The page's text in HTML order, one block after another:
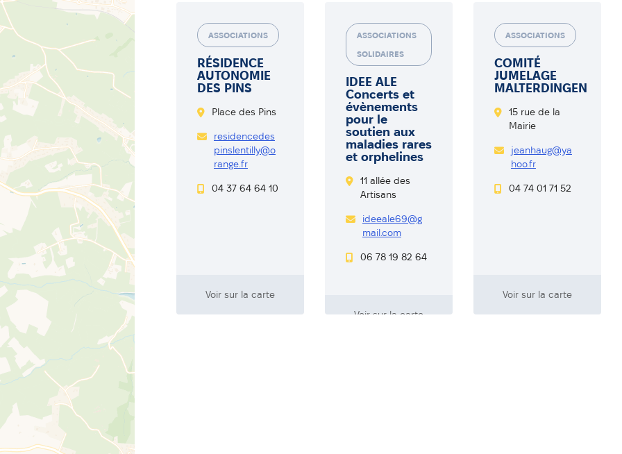
ASSOCIATIONS
RÉSIDENCE
AUTONOMIE
DES PINS
Place des Pins
residencedes
pinslentilly@o
range.fr
04 37 64 64 10
Voir sur la carte
ASSOCIATIONS
SOLIDAIRES
IDEE ALE
Concerts et
évènements
pour le
soutien aux
maladies rares
et orphelines
11 allée des
Artisans
ideeale69@g
mail.com
06 78 19 82 64
Voir sur la carte
ASSOCIATIONS
COMITÉ
JUMELAGE
MALTERDINGEN
15 rue de la
Mairie
jeanhaug@ya
hoo.fr
04 74 01 71 52
Voir sur la carte